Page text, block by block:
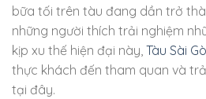
bữa tối trên tàu đang dần trở
những người thích trải nghiệm
kịp xu thế hiện đại này, Tàu Sài
thực khách đến tham quan và
tại đây.